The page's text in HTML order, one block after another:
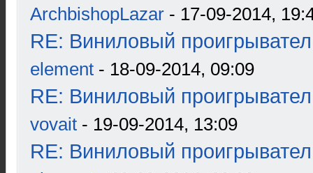
ArchbishopLazar - 17-09-2014,
RE: Виниловый
element - 18-09-2014, 09:09
RE: Виниловый
vovait - 19-09-2014, 13:09
RE: Виниловый